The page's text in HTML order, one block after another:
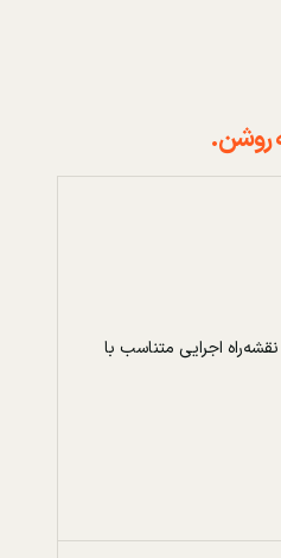
روشن.
اجرایی متناسب با